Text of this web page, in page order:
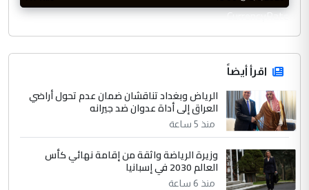
CurrencyRate
اقرأ أيضاً
الرياض وبغداد تناقشان ضمان عدم تحول أراضي
العراق إلى أداة عدوان ضد جيرانه
منذ 5 ساعة
وزيرة الرياضة واثقة من إقامة نهائي كأس
العالم 2030 في إسبانيا
منذ 6 ساعة